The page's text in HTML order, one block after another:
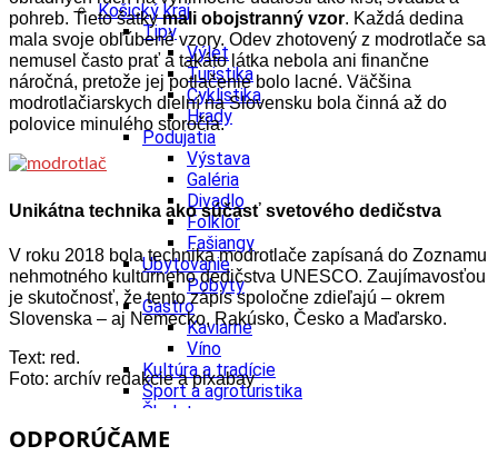
Košický kraj
Tipy
Výlet
Turistika
Cyklistika
Hrady
Podujatia
Výstava
Galéria
Divadlo
Folklór
Fašiangy
Ubytovanie
Pobyty
Gastro
Kaviarne
Víno
Kultúra a tradície
Šport a agroturistika
Školstvo
Ekonomika obchod a doprava
pohreb. Tieto šatkymali obojstranný vzor. Každá dedina
mala svoje obľúbené vzory. Odev zhotovený z modrotlače sa
nemusel často prať a takáto látka nebola ani finančne
náročná, pretože jej potlačenie bolo lacné. Väčšina
modrotlačiarskych dielní na Slovensku bola činná až do
polovice minulého storočia.
Unikátna technika ako súčasť svetového dedičstva
V roku 2018 bola technika modrotlače zapísaná do Zoznamu
nehmotného kultúrneho dedičstva UNESCO. Zaujímavosťou
je skutočnosť, že tento zápis spoločne zdieľajú – okrem
Slovenska – aj Nemecko, Rakúsko, Česko a Maďarsko.
Text: red.
Foto: archív redakcie a pixabay
ODPORÚČAME